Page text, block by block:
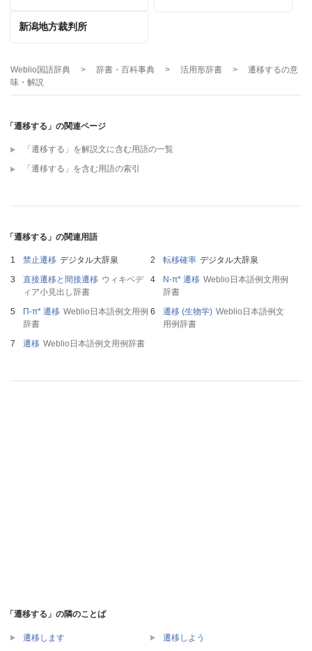
新潟地方裁判所
Weblio国語辞典 > 辞書・百科事典 > 活用形辞書 > 遷移するの意
味・解説
「遷移する」の関連ページ
「遷移する」を解説文に含む用語の一覧
「遷移する」を含む用語の索引
「遷移する」の関連用語
禁止遷移 デジタル大辞泉 転移確率 デジタル大辞泉
直接遷移と間接遷移 ウィキペデ
ィア小見出し辞書
N-π* 遷移 Weblio日本語例文用例
辞書
Π-π* 遷移 Weblio日本語例文用例
辞書
遷移 (生物学) Weblio日本語例文
用例辞書
遷移 Weblio日本語例文用例辞書
「遷移する」の隣のことば
遷移します 遷移しよう